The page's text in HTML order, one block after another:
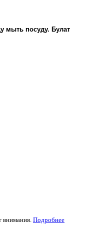
мыть посуду. Булат
внимания. Подробнее